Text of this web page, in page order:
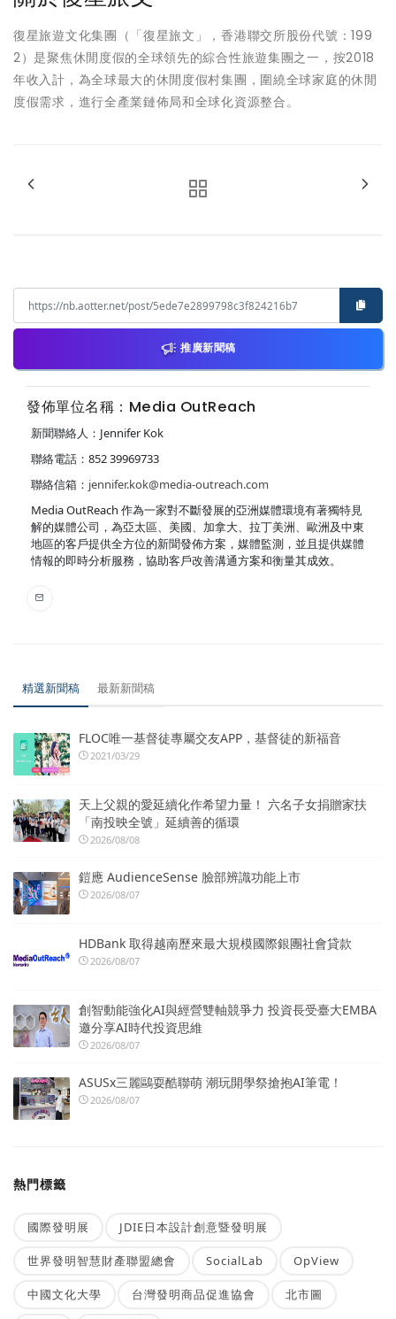
復星旅遊文化集團（「復星旅文」，香港聯交所股份代號：199
2）是聚焦休閒度假的全球領先的綜合性旅遊集團之一，按2018
年收入計，為全球最大的休閒度假村集團，圍繞全球家庭的休閒
度假需求，進行全產業鏈佈局和全球化資源整合。
推廣新聞稿
發佈單位名稱：Media OutReach
新聞聯絡人：Jennifer Kok
聯絡電話：852 39969733
聯絡信箱： jennifer.kok@media-outreach.com
Media OutReach 作為一家對不斷發展的亞洲媒體環境有著獨特見
解的媒體公司，為亞太區、美國、加拿大、拉丁美洲、歐洲及中東
地區的客戶提供全方位的新聞發佈方案，媒體監測，並且提供媒體
情報的即時分析服務，協助客戶改善溝通方案和衡量其成效。
精選新聞稿 最新新聞稿
FLOC唯一基督徒專屬交友APP，基督徒的新福音
2021/03/29
天上父親的愛延續化作希望力量！ 六名子女捐贈家扶
「南投映全號」延續善的循環
2026/08/08
鎧應 AudienceSense 臉部辨識功能上市
2026/08/07
HDBank 取得越南歷來最大規模國際銀團社會貸款
2026/08/07
創智動能強化AI與經營雙軸競爭力 投資長受臺大EMBA
邀分享AI時代投資思維
2026/08/07
ASUSx三麗鷗耍酷聯萌 潮玩開學祭搶抱AI筆電！
2026/08/07
熱門標籤
國際發明展 JDIE日本設計創意暨發明展
世界發明智慧財產聯盟總會 SocialLab OpView
中國文化大學 台灣發明商品促進協會 北市圖